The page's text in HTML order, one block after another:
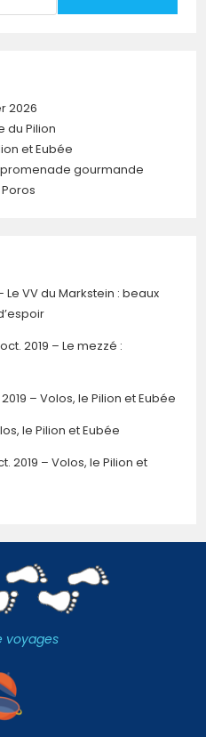
2026
du Pilion
et Eubée
promenade gourmande
Le VV du Markstein : beaux
2019 – Le mezzé :
– Volos, le Pilion et Eubée
le Pilion et Eubée
2019 – Volos, le Pilion et
voyages